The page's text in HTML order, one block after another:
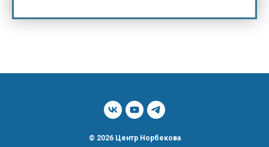
© 2026 Центр Норбекова